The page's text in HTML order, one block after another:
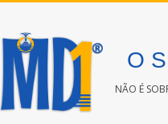
O
NÃO É